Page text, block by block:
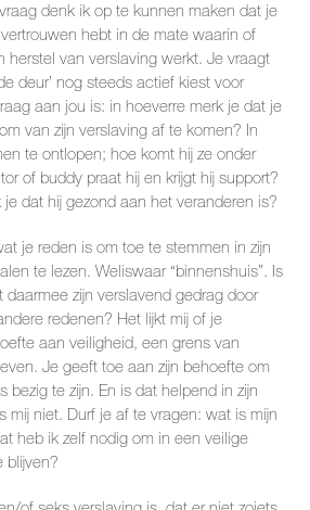
denk ik op te kunnen maken dat je
hebt in de mate waarin of
herstel van verslaving werkt. Je vraagt
deur’ nog steeds actief kiest voor
aan jou is: in hoeverre merk je dat je
van zijn verslaving af te komen? In
te ontlopen; hoe komt hij ze onder
of buddy praat hij en krijgt hij support?
dat hij gezond aan het veranderen is?
je reden is om toe te stemmen in zijn
te lezen. Weliswaar “binnenshuis”. Is
zijn verslavend gedrag door
redenen? Het lijkt mij of je
aan veiligheid, een grens van
Je geeft toe aan zijn behoefte om
bezig te zijn. En is dat helpend in zijn
mij niet. Durf je af te vragen: wat is mijn
heb ik zelf nodig om in een veilige
blijven?